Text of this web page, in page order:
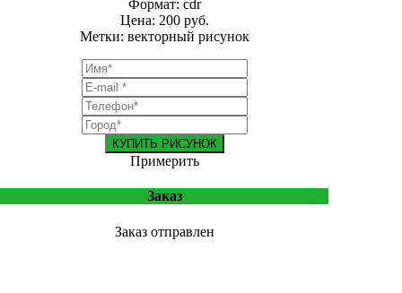
Формат: cdr
Цена: 200 руб.
Метки: векторный рисунок
КУПИТЬ РИСУНОК
Примерить
Заказ
Заказ отправлен